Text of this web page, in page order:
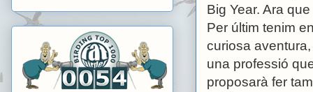
Big Year. Ara
Per últim tenim
curiosa
una professió
proposarà fer